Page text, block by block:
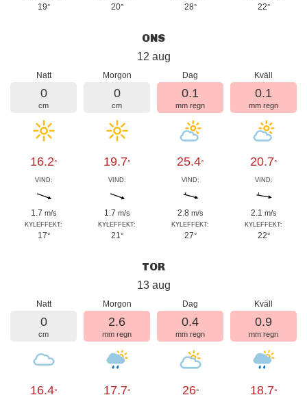
19° 20° 28° 22°
ONS
12 aug
Natt
0
cm
16.2°
VIND:
1.7 m/s
KYLEFFEKT:
17°
Morgon
0
cm
19.7°
VIND:
1.7 m/s
KYLEFFEKT:
21°
Dag
0.1
mm regn
25.4°
VIND:
2.8 m/s
KYLEFFEKT:
27°
Kväll
0.1
mm regn
20.7°
VIND:
2.1 m/s
KYLEFFEKT:
22°
TOR
13 aug
Natt
0
cm
16.4°
Morgon
2.6
mm regn
17.7°
Dag
0.4
mm regn
26°
Kväll
0.9
mm regn
18.7°